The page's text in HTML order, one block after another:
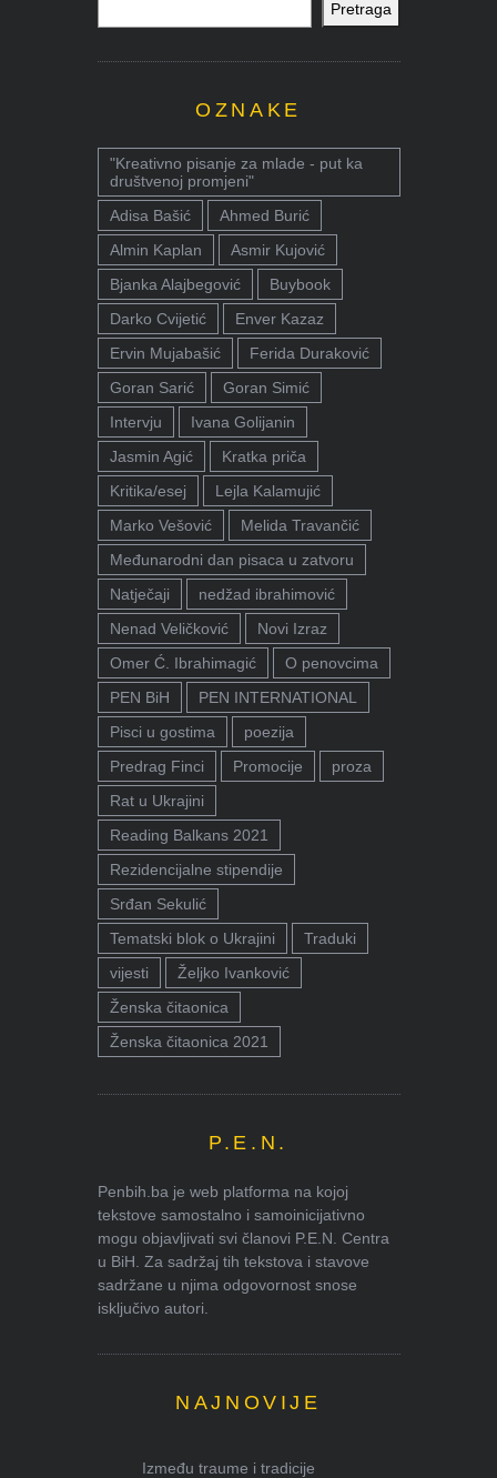
Pretraga
OZNAKE
"Kreativno pisanje za mlade - put ka
društvenoj promjeni"
Adisa Bašić
Ahmed Burić
Almin Kaplan
Asmir Kujović
Bjanka Alajbegović
Buybook
Darko Cvijetić
Enver Kazaz
Ervin Mujabašić
Ferida Duraković
Goran Sarić
Goran Simić
Intervju
Ivana Golijanin
Jasmin Agić
Kratka priča
Kritika/esej
Lejla Kalamujić
Marko Vešović
Melida Travančić
Međunarodni dan pisaca u zatvoru
Natječaji
nedžad ibrahimović
Nenad Veličković
Novi Izraz
Omer Ć. Ibrahimagić
O penovcima
PEN BiH
PEN INTERNATIONAL
Pisci u gostima
poezija
Predrag Finci
Promocije
proza
Rat u Ukrajini
Reading Balkans 2021
Rezidencijalne stipendije
Srđan Sekulić
Tematski blok o Ukrajini
Traduki
vijesti
Željko Ivanković
Ženska čitaonica
Ženska čitaonica 2021
P.E.N.
Penbih.ba je web platforma na kojoj
tekstove samostalno i samoinicijativno
mogu objavljivati svi članovi P.E.N. Centra
u BiH. Za sadržaj tih tekstova i stavove
sadržane u njima odgovornost snose
isključivo autori.
NAJNOVIJE
Između traume i tradicije